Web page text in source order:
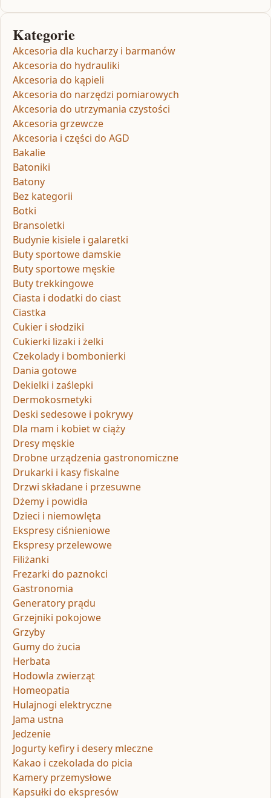
Kategorie
Akcesoria dla kucharzy i barmanów
Akcesoria do hydrauliki
Akcesoria do kąpieli
Akcesoria do narzędzi pomiarowych
Akcesoria do utrzymania czystości
Akcesoria grzewcze
Akcesoria i części do AGD
Bakalie
Batoniki
Batony
Bez kategorii
Botki
Bransoletki
Budynie kisiele i galaretki
Buty sportowe damskie
Buty sportowe męskie
Buty trekkingowe
Ciasta i dodatki do ciast
Ciastka
Cukier i słodziki
Cukierki lizaki i żelki
Czekolady i bombonierki
Dania gotowe
Dekielki i zaślepki
Dermokosmetyki
Deski sedesowe i pokrywy
Dla mam i kobiet w ciąży
Dresy męskie
Drobne urządzenia gastronomiczne
Drukarki i kasy fiskalne
Drzwi składane i przesuwne
Dżemy i powidła
Dzieci i niemowlęta
Ekspresy ciśnieniowe
Ekspresy przelewowe
Filiżanki
Frezarki do paznokci
Gastronomia
Generatory prądu
Grzejniki pokojowe
Grzyby
Gumy do żucia
Herbata
Hodowla zwierząt
Homeopatia
Hulajnogi elektryczne
Jama ustna
Jedzenie
Jogurty kefiry i desery mleczne
Kakao i czekolada do picia
Kamery przemysłowe
Kapsułki do ekspresów